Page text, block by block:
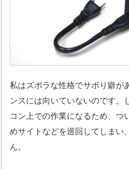
私はズボラな性格でサボり癖が
ンスには向いていないのです。
コン上での作業になるため、つ
めサイトなどを巡回してしまい
ん。